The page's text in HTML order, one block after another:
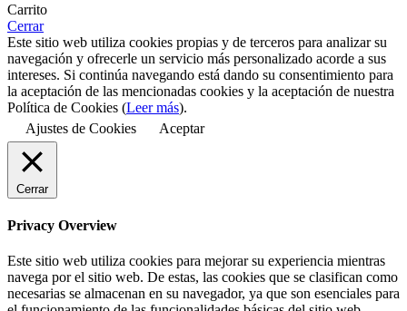
Carrito
Cerrar
Este sitio web utiliza cookies propias y de terceros para analizar su
navegación y ofrecerle un servicio más personalizado acorde a sus
intereses. Si continúa navegando está dando su consentimiento para
la aceptación de las mencionadas cookies y la aceptación de nuestra
Política de Cookies (Leer más).
Ajustes de Cookies
Aceptar
Cerrar
Privacy Overview
Este sitio web utiliza cookies para mejorar su experiencia mientras
navega por el sitio web. De estas, las cookies que se clasifican como
necesarias se almacenan en su navegador, ya que son esenciales para